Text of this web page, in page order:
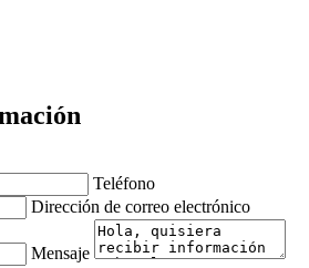
Teléfono
Dirección de correo electrónico
Mensaje